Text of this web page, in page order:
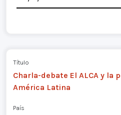
Título
Charla-debate El ALCA y la
América Latina
País